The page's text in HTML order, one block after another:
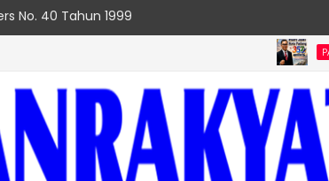
No. 40 Tahun 1999
PADANG